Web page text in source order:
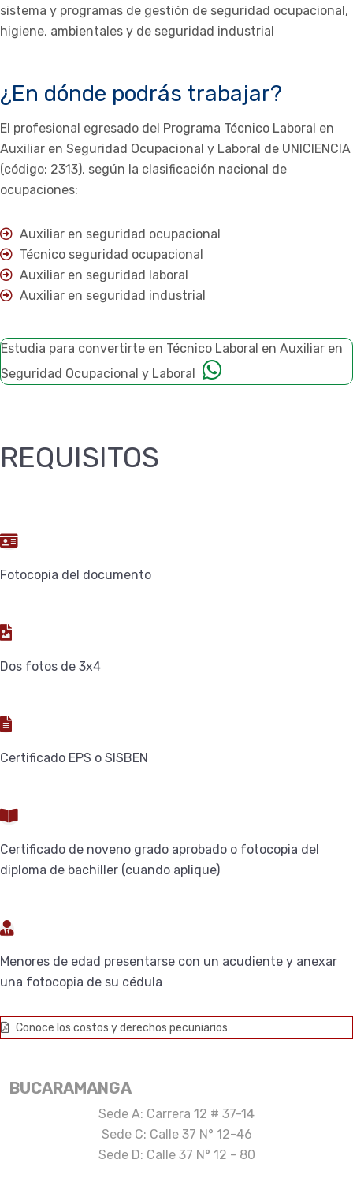
sistema y programas de gestión de seguridad ocupacional,
higiene, ambientales y de seguridad industrial
¿En dónde podrás trabajar?
El profesional egresado del Programa Técnico Laboral en
Auxiliar en Seguridad Ocupacional y Laboral de UNICIENCIA
(código: 2313), según la clasificación nacional de
ocupaciones:
Auxiliar en seguridad ocupacional
Técnico seguridad ocupacional
Auxiliar en seguridad laboral
Auxiliar en seguridad industrial
Estudia para convertirte en Técnico Laboral en Auxiliar en
Seguridad Ocupacional y Laboral
REQUISITOS
Fotocopia del documento
Dos fotos de 3x4
Certificado EPS o SISBEN
Certificado de noveno grado aprobado o fotocopia del
diploma de bachiller (cuando aplique)
Menores de edad presentarse con un acudiente y anexar
una fotocopia de su cédula
Conoce los costos y derechos pecuniarios
BUCARAMANGA
Sede A: Carrera 12 # 37-14
Sede C: Calle 37 N° 12-46
Sede D: Calle 37 N° 12 - 80